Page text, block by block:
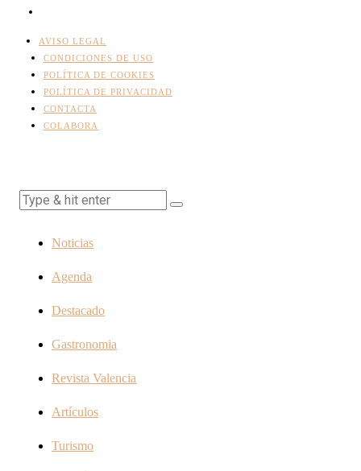
AVISO LEGAL
CONDICIONES DE USO
POLÍTICA DE COOKIES
POLÍTICA DE PRIVACIDAD
CONTACTA
COLABORA
Noticias
Agenda
Destacado
Gastronomia
Revista Valencia
Artículos
Turismo